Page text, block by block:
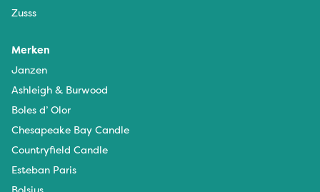
Zusss
Merken
Janzen
Ashleigh & Burwood
Boles d’ Olor
Chesapeake Bay Candle
Countryfield Candle
Esteban Paris